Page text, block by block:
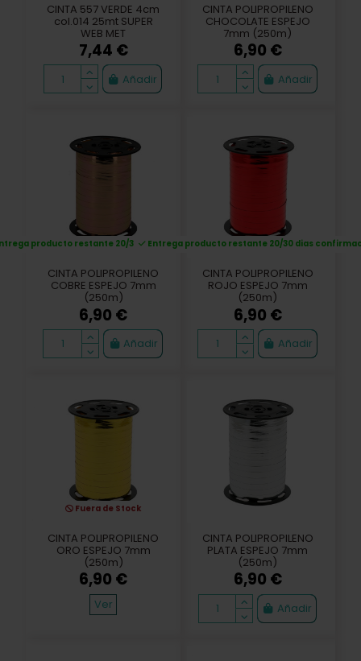
CINTA 557 VERDE 4cm
col.014 25mt SUPER
WEB MET
7,44 €
Añadir
CINTA POLIPROPILENO
CHOCOLATE ESPEJO
7mm (250m)
6,90 €
Añadir
producto restante 20/30 dias confirmación
CINTA POLIPROPILENO
COBRE ESPEJO 7mm
(250m)
6,90 €
Añadir
Entrega producto restante 20/30 dias
CINTA POLIPROPILENO
ROJO ESPEJO 7mm
(250m)
6,90 €
Añadir
Fuera de Stock
CINTA POLIPROPILENO
ORO ESPEJO 7mm
(250m)
6,90 €
Ver
CINTA POLIPROPILENO
PLATA ESPEJO 7mm
(250m)
6,90 €
Añadir